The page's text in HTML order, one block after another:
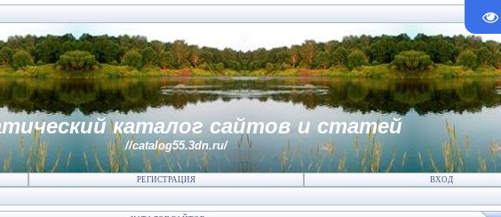
каталог сайтов и статей
//catalog55.3dn.ru/
РЕГИСТРАЦИЯ ВХОД